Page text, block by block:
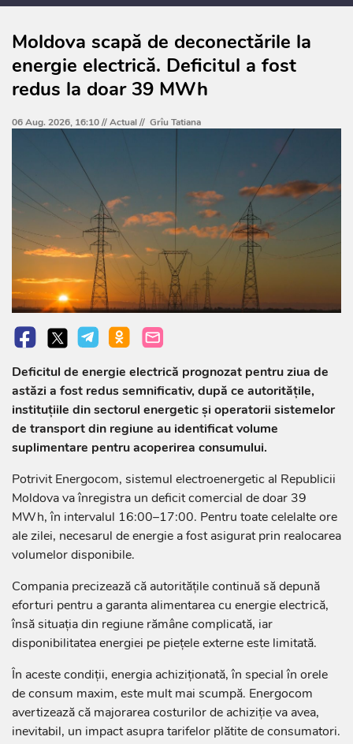
Moldova scapă de deconectările la
energie electrică. Deficitul a fost
redus la doar 39 MWh
06 Aug. 2026, 16:10 //Actual// Grîu Tatiana
Deficitul de energie electrică prognozat pentru ziua de
astăzi a fost redus semnificativ, după ce autoritățile,
instituțiile din sectorul energetic și operatorii sistemelor
de transport din regiune au identificat volume
suplimentare pentru acoperirea consumului.
Potrivit Energocom, sistemul electroenergetic al Republicii
Moldova va înregistra un deficit comercial de doar 39
MWh, în intervalul 16:00–17:00. Pentru toate celelalte ore
ale zilei, necesarul de energie a fost asigurat prin realocarea
volumelor disponibile.
Compania precizează că autoritățile continuă să depună
eforturi pentru a garanta alimentarea cu energie electrică,
însă situația din regiune rămâne complicată, iar
disponibilitatea energiei pe piețele externe este limitată.
În aceste condiții, energia achiziționată, în special în orele
de consum maxim, este mult mai scumpă. Energocom
avertizează că majorarea costurilor de achiziție va avea,
inevitabil, un impact asupra tarifelor plătite de consumatori.